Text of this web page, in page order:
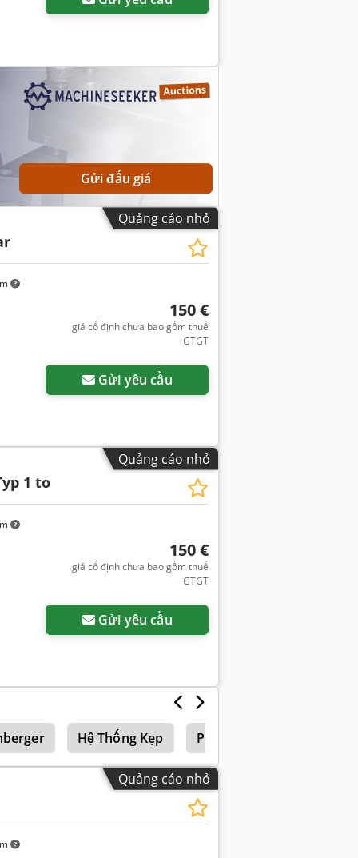
Gửi đấu giá
Quảng cáo nhỏ
150 €
giá cố định chưa bao gồm thuế
GTGT
Gửi yêu cầu
Quảng cáo nhỏ
1 to
150 €
giá cố định chưa bao gồm thuế
GTGT
Gửi yêu cầu
Hệ Thống Kẹp Perkins
Quảng cáo nhỏ